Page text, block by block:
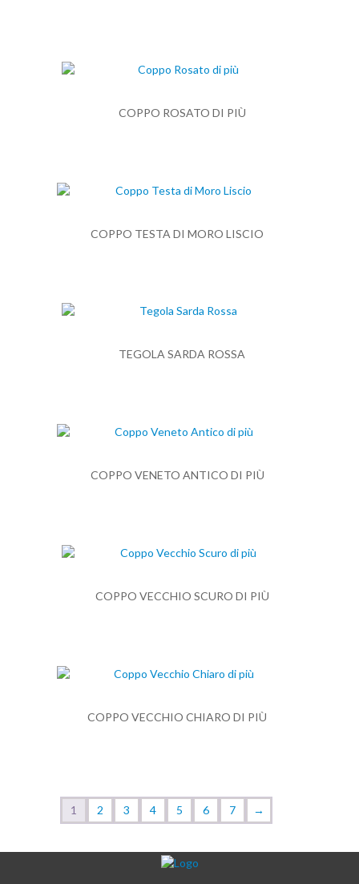
COPPO ROSATO DI PIÙ
COPPO TESTA DI MORO LISCIO
TEGOLA SARDA ROSSA
COPPO VENETO ANTICO DI PIÙ
COPPO VECCHIO SCURO DI PIÙ
COPPO VECCHIO CHIARO DI PIÙ
1 2 3 4 5 6 7 →